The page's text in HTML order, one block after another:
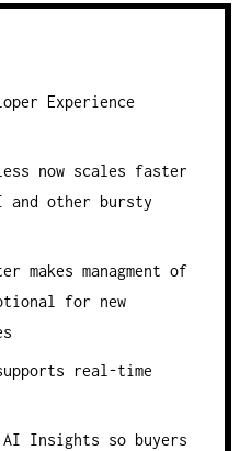
Experience
now scales faster
and other bursty
makes managment of
for new
supports real-time
AI Insights so buyers